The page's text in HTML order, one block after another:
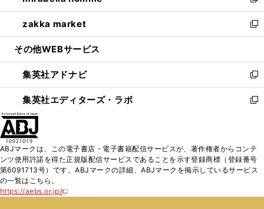
開
く
ウ
で
開
ン
ド
ウ
開
く
ウ
ィ
ン
ウ
で
開
く
し
い
ウ
ン
ド
ウ
で
zakka market
新
し
ウ
ィ
ン
ド
く
その他WEBサービス
集英社アドナビ
新
し
い
ド
ウ
で
集英社エディターズ・ラボ
新
ィ
ン
ド
ABJマークは、この電子書店・電子書籍配信サービスが、著作権者からコンテ
ンツ使用許諾を得た正規版配信サービスであることを示す登録商標（登録番号
第6091713号）です。ABJマークの詳細、ABJマークを掲示しているサービス
の一覧はこちら。
https://aebs.or.jp/
新